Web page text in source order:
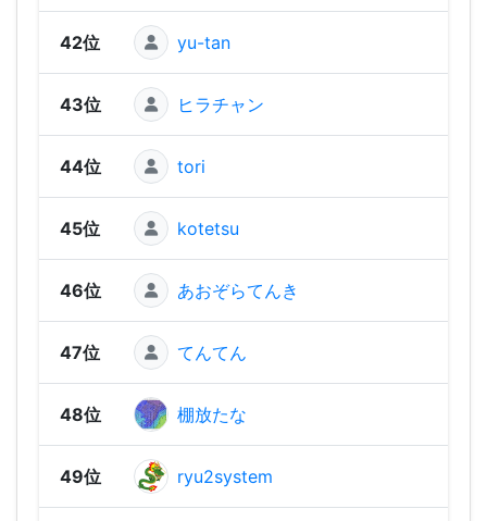
42位 yu-tan
43位 ヒラチャン
44位 tori
45位 kotetsu
46位 あおぞらてんき
47位 てんてん
48位 棚放たな
49位 ryu2system